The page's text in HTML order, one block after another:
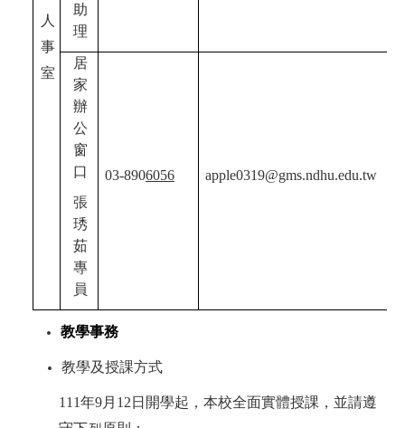
人
事
室
助
理
居
家
辦
公
窗
口
張
琇
茹
專
員
03-8906056 apple0319@gms.ndhu.edu.tw
教學事務
教學及授課方式
111年9月12日開學起，本校全面實體授課，並請遵